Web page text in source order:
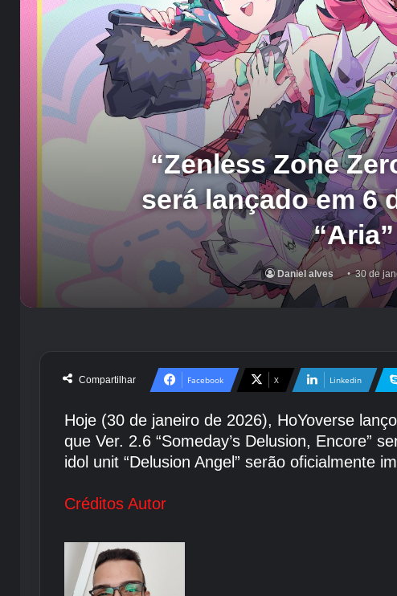
“Zenless Zone
será lançado em 6
Daniel alves 30 de
Compartilhar Facebook X Linkedin
Hoje (30 de janeiro de 2026), HoYoverse
que Ver. 2.6 “Someday’s Delusion, Encore”
idol unit “Delusion Angel” serão oficialmente
Créditos Autor